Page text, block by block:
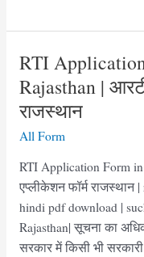
Form
Hindi
pdf
UP
2025|
एप्लीकेशन
फॉर्म
RTI
Rajasthan |
राजस्थान
All Form
RTI Application Form
एप्लीकेशन फॉर्म
hindi pdf download |
Rajasthan| सूचना का
सरकार में किसी भी